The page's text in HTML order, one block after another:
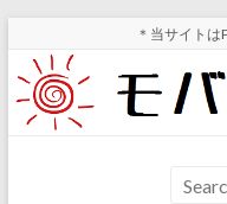
content
＊当サイトは